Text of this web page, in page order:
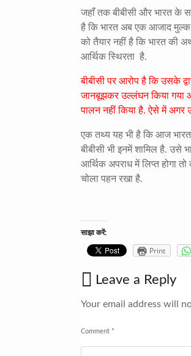
जहाँ तक बीबीसी और भारत के
है कि भारत अब एक आजाद मुल्क
को तैयार नहीं है कि भारत की
आर्थिक स्थिरता है.
बीबीसी पर आरोप है कि उसके
जानबूझकर उल्लंघन किया गया
पालन नहीं किया है. ऐसे में अगर
एक तथ्य यह भी है कि आज भारत
बीबीसी भी इनमें शामिल है. उसे
आर्थिक अपराध में लिप्त होगा
चोला पहन रखा है.
साझा करें:
Print
Leave a Reply
Your email address will
Comment *